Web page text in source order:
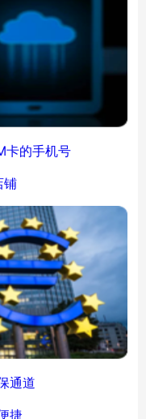
卡的手机号
铺
通道
捷